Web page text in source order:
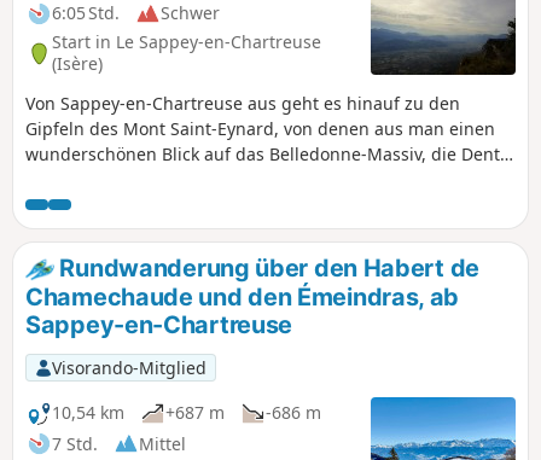
6:05 Std.
Schwer
Start in Le Sappey-en-Chartreuse
(Isère)
Von Sappey-en-Chartreuse aus geht es hinauf zu den
Gipfeln des Mont Saint-Eynard, von denen aus man einen
wunderschönen Blick auf das Belledonne-Massiv, die Dent
Rundwanderung über den Habert de
Chamechaude und den Émeindras, ab
Sappey-en-Chartreuse
Visorando-Mitglied
10,54 km
+687 m
-686 m
7 Std.
Mittel